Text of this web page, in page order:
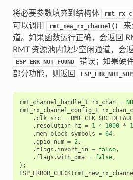
将必要参数填充到结构体
可以调用
rmt_new_rx_channel()
来
道。如果函数运行正确，会返回
RMT 资源池内缺少空闲通道，会
ESP_ERR_NOT_FOUND
错误；如果硬
部分功能，则返回
rmt_channel_handle_t rx_chan =
rmt_rx_channel_config_t
. clk_src =
. resolution_hz = 1 * 1000 *
.mem_block_symbols = 64,
.gpio_num = 2,
. flags . invert_in = false,
. flags .with_dma = false,
};
ESP_ERROR_CHECK(